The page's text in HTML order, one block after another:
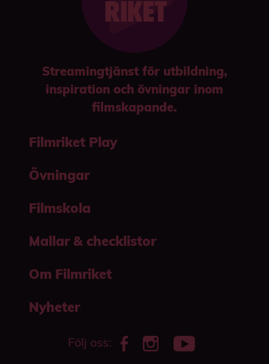
Streamingtjänst för utbildning,
inspiration och övningar inom
filmskapande.
Filmriket Play
Övningar
Filmskola
Mallar & checklistor
Om Filmriket
Nyheter
Följ oss: